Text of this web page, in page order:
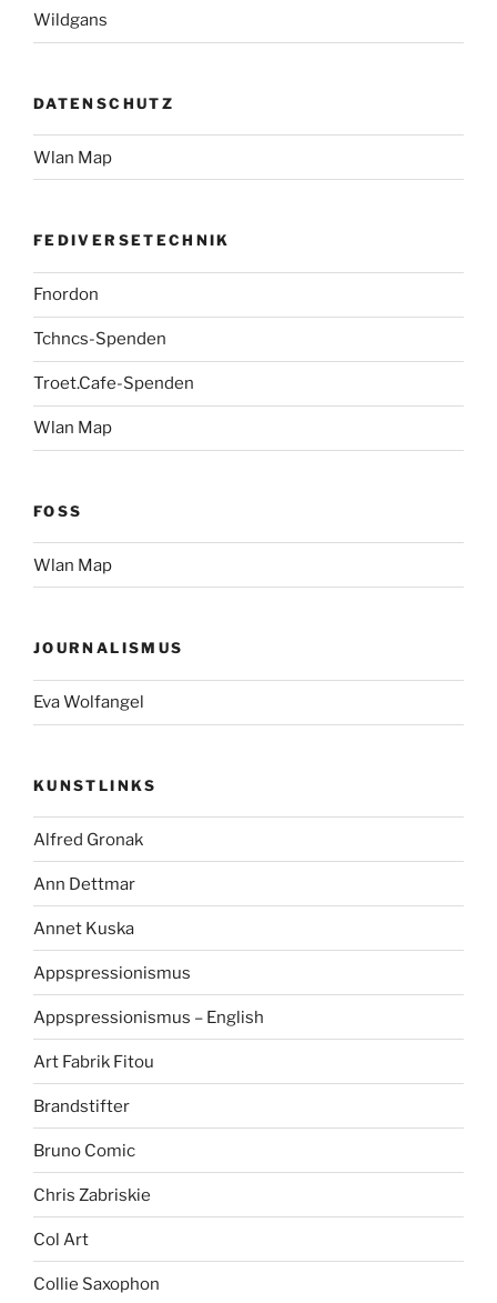
Wildgans
DATENSCHUTZ
Wlan Map
FEDIVERSETECHNIK
Fnordon
Tchncs-Spenden
Troet.Cafe-Spenden
Wlan Map
FOSS
Wlan Map
JOURNALISMUS
Eva Wolfangel
KUNSTLINKS
Alfred Gronak
Ann Dettmar
Annet Kuska
Appspressionismus
Appspressionismus – English
Art Fabrik Fitou
Brandstifter
Bruno Comic
Chris Zabriskie
Col Art
Collie Saxophon